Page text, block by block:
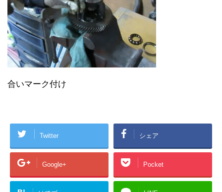
合いマーク付け
Twitter シェア
Google+ Pocket